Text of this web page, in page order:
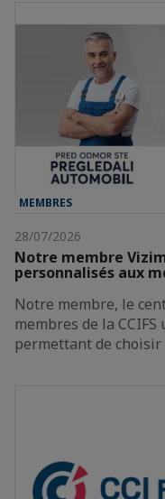
MEMBRES
28/07/2026
Notre membre
personnalisés aux
Notre membre, le
membres de la
permettant de